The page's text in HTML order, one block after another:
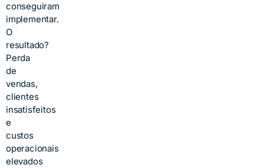
conseguiram
implementar.
O
resultado?
Perda
de
vendas,
clientes
insatisfeitos
e
custos
operacionais
elevados